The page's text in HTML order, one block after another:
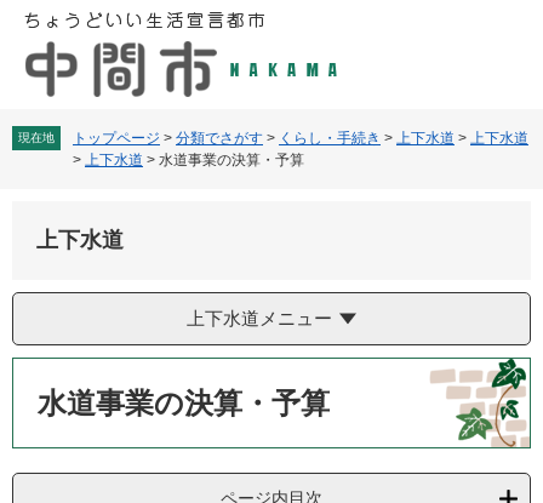
へ
現在地 トップページ > 分類でさがす > くらし・手続き > 上下水道 > 上下水道
> 上下水道 > 水道事業の決算・予算
上下水道
上下水道メニュー
水道事業の決算・予算
ページ内目次